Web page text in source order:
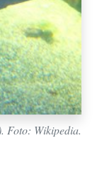
Foto: Wikipedia.